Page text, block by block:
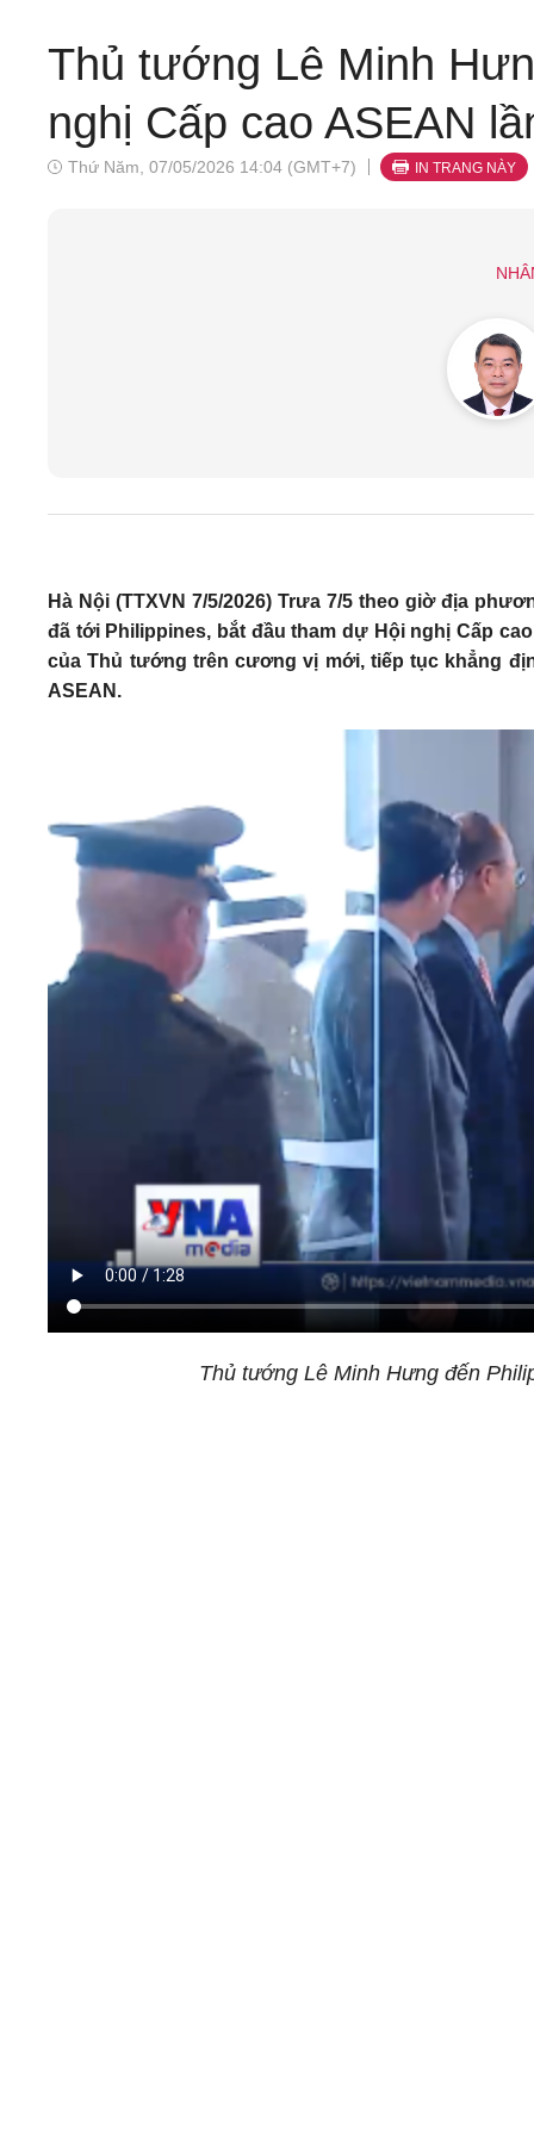
Thủ tướng Lê Minh
nghị Cấp cao ASEAN
Thứ Năm, 07/05/2026 14:04 (GMT+7) IN TRANG NÀY
Hà Nội (TTXVN 7/5/2026) Trưa 7/5 theo giờ địa
đã tới Philippines, bắt đầu tham dự Hội nghị Cấp
của Thủ tướng trên cương vị mới, tiếp tục khẳng
ASEAN.
Thủ tướng Lê Minh Hưng đến